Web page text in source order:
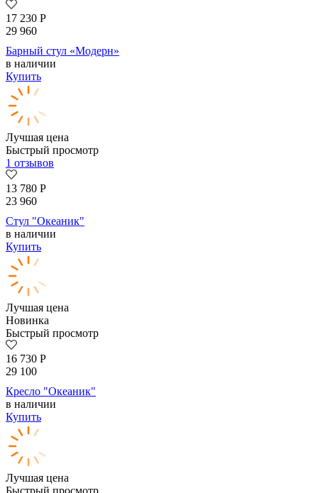
17 230 Р
29 960
Барный стул «Модерн»
в наличии
Купить
Лучшая цена
Быстрый просмотр
1 отзывов
13 780 Р
23 960
Стул "Океаник"
в наличии
Купить
Лучшая цена
Новинка
Быстрый просмотр
16 730 Р
29 100
Кресло "Океаник"
в наличии
Купить
Лучшая цена